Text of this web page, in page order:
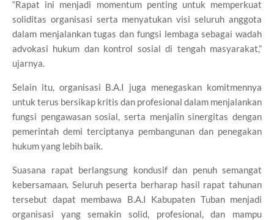
“Rapat ini menjadi momentum penting untuk memperkuat
soliditas organisasi serta menyatukan visi seluruh anggota
dalam menjalankan tugas dan fungsi lembaga sebagai wadah
advokasi hukum dan kontrol sosial di tengah masyarakat,”
ujarnya.
Selain itu, organisasi B.A.I juga menegaskan komitmennya
untuk terus bersikap kritis dan profesional dalam menjalankan
fungsi pengawasan sosial, serta menjalin sinergitas dengan
pemerintah demi terciptanya pembangunan dan penegakan
hukum yang lebih baik.
Suasana rapat berlangsung kondusif dan penuh semangat
kebersamaan. Seluruh peserta berharap hasil rapat tahunan
tersebut dapat membawa B.A.I Kabupaten Tuban menjadi
organisasi yang semakin solid, profesional, dan mampu